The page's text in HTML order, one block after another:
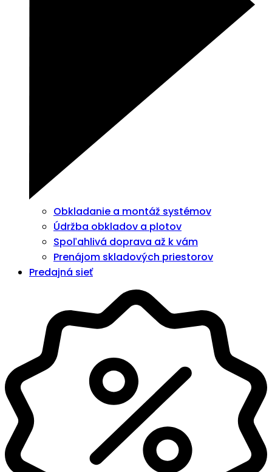
Obkladanie a montáž systémov
Údržba obkladov a plotov
Spoľahlivá doprava až k vám
Prenájom skladových priestorov
Predajná sieť